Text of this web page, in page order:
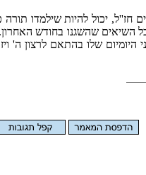
יכול להיות שילמדו תורה
השיאים שהשגנו בחודש
היומיום שלו בהתאם לרצון ה'